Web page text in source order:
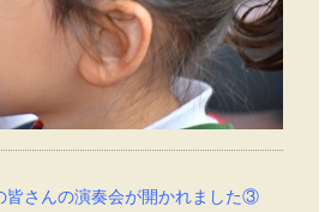
皆さんの演奏会が開かれました③